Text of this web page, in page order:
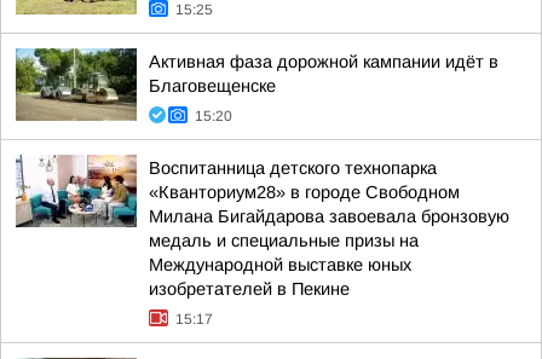
15:25
Активная фаза дорожной кампании идёт в
Благовещенске
15:20
Воспитанница детского технопарка
«Кванториум28» в городе Свободном
Милана Бигайдарова завоевала бронзовую
медаль и специальные призы на
Международной выставке юных
изобретателей в Пекине
15:17